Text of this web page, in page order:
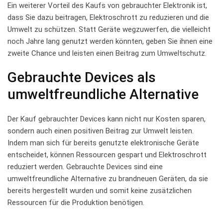
Ein weiterer ⁣Vorteil ​des Kaufs von gebrauchter Elektronik ist,
dass Sie ‌dazu beitragen, Elektroschrott zu reduzieren und die
Umwelt zu schützen. Statt Geräte wegzuwerfen, ⁤die‌ vielleicht
noch Jahre lang genutzt werden könnten, geben Sie ihnen eine
zweite Chance und leisten einen Beitrag zum Umweltschutz.
Gebrauchte Devices als⁣
umweltfreundliche Alternative
Der Kauf gebrauchter Devices kann nicht nur Kosten sparen,
sondern auch einen positiven Beitrag zur Umwelt leisten.
Indem man sich für bereits genutzte elektronische Geräte
entscheidet, können Ressourcen gespart und Elektroschrott
⁤reduziert werden. Gebrauchte Devices sind eine
umweltfreundliche Alternative zu brandneuen Geräten, da sie
bereits hergestellt wurden und somit⁣ keine zusätzlichen
Ressourcen für die Produktion benötigen.